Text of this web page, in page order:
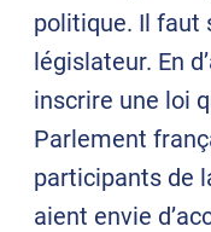
politique. Il faut
législateur. En
inscrire une loi
Parlement
participants de
aient envie